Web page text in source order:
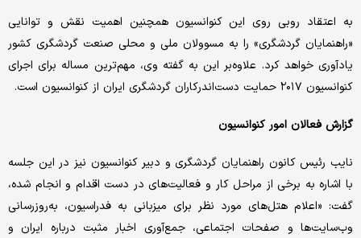
به اعتقاد روبی روی این کنوانسیون همچنین اهمیت نقش و توانایی
«راهنمایان گردشگری» را به مسوولان ملی و محلی صنعت گردشگری کشور
یادآوری خواهد کرد. علاوه‌بر این به گفته وی، مهم‌ترین مساله برای اجرای
کنوانسیون ۲۰۱۷ حمایت دست‌اندرکاران گردشگری ایران از کنوانسیون است.
گزارش فعالان امور کنوانسیون
نایب رئیس کانون راهنمایان گردشگری و دبیر کنوانسیون نیز در این جلسه
با اشاره به برخی از مراحل کار و فعالیت‌های در دست اقدام و انجام شده،
گفت: «اعلام هتل‌های مورد نظر برای میزبانی به فدراسیون، به‌روزرسانی
وب‌سایت‌ها و صفحات اجتماعی، جمع‌آوری اخبار مثبت درباره ایران و